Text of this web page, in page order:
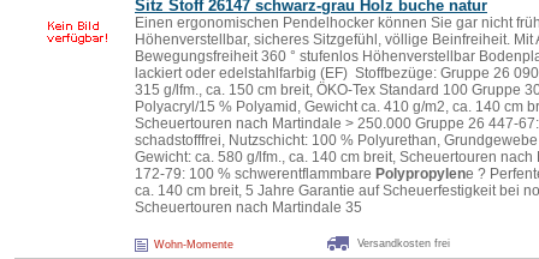
Sitz Stoff 26147 schwarz-grau Holz buche natur
Einen ergonomischen Pendelhocker können Sie gar nicht
Höhenverstellbar, sicheres Sitzgefühl, völlige Beinfreiheit.
Bewegungsfreiheit 360 ° stufenlos Höhenverstellbar
lackiert oder edelstahlfarbig (EF) Stoffbezüge: Gruppe 26
315 g/lfm., ca. 150 cm breit, ÖKO-Tex Standard 100 Gruppe
Polyacryl/15 % Polyamid, Gewicht ca. 410 g/m2, ca. 140 cm
Scheuertouren nach Martindale > 250.000 Gruppe 26 447-
schadstofffrei, Nutzschicht: 100 % Polyurethan,
Gewicht: ca. 580 g/lfm., ca. 140 cm breit, Scheuertouren
172-79: 100 % schwerentflammbare Polypropylene ?
ca. 140 cm breit, 5 Jahre Garantie auf Scheuerfestigkeit bei
Scheuertouren nach Martindale 35
Wohn-Momente Versandkosten frei